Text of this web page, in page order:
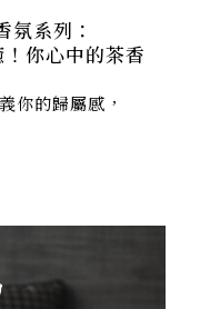
系列：
你心中的茶香
你的歸屬感，